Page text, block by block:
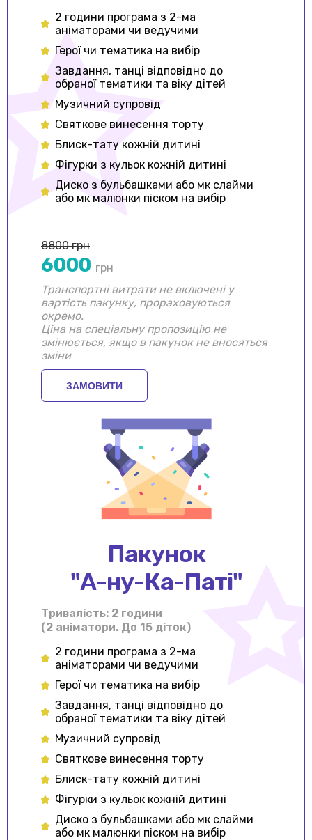
2 години програма з 2-ма
аніматорами чи ведучими
Герої чи тематика на вибір
Завдання, танці відповідно до
обраної тематики та віку дітей
Музичний супровід
Cвяткове винесення торту
Блиск-тату кожній дитині
Фігурки з кульок кожній дитині
Диско з бульбашками або мк слайми
або мк малюнки піском на вибір
8800 грн
6000 грн
Транспортні витрати не включені у
вартість пакунку, прораховуються
окремо.
Ціна на спеціальну пропозицію не
змінюється, якщо в пакунок не вносяться
зміни
ЗАМОВИТИ
Пакунок
"А-ну-Ка-Паті"
Тривалiсть: 2 години
(2 аніматори. До 15 діток)
2 години програма з 2-ма
аніматорами чи ведучими
Герої чи тематика на вибір
Завдання, танці відповідно до
обраної тематики та віку дітей
Музичний супровід
Святкове винесення торту
Блиск-тату кожній дитині
Фігурки з кульок кожній дитині
Диско з бульбашками або мк слайми
або мк малюнки піском на вибір